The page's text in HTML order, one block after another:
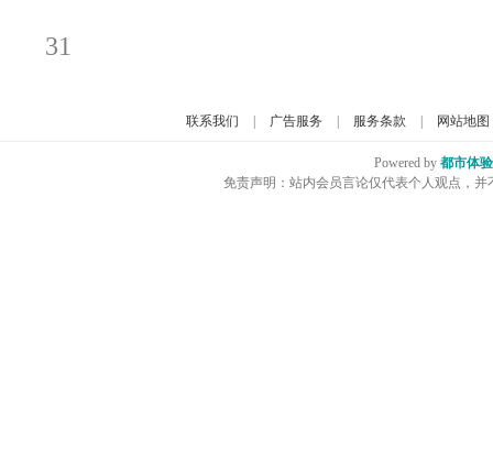
31
联系我们 广告服务 服务条款 网站地图
Powered by 都市体
免责声明：站内会员言论仅代表个人观点，